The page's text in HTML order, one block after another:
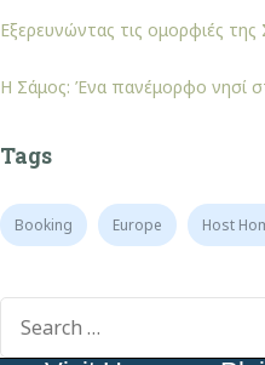
Εξερευνώντας τις ομορφιές της
Η Σάμος: Ένα πανέμορφο νησί
Tags
Booking Europe Host